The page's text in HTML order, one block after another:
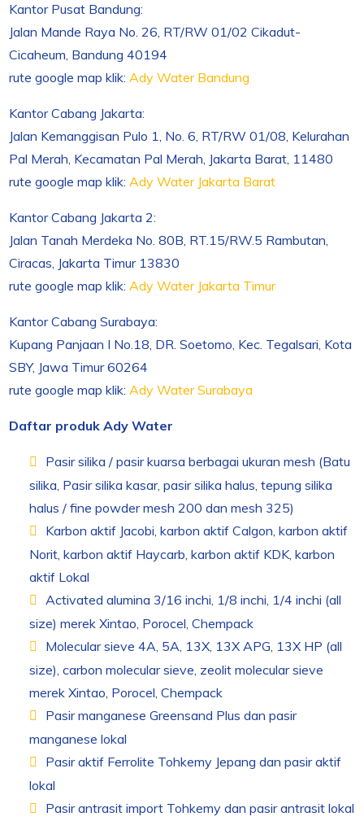
Kantor Pusat Bandung:
Jalan Mande Raya No. 26, RT/RW 01/02 Cikadut-
Cicaheum, Bandung 40194
rute google map klik:Ady Water Bandung
Kantor Cabang Jakarta:
Jalan Kemanggisan Pulo 1, No. 6, RT/RW 01/08, Kelurahan
Pal Merah, Kecamatan Pal Merah, Jakarta Barat, 11480
rute google map klik:Ady Water Jakarta Barat
Kantor Cabang Jakarta 2:
Jalan Tanah Merdeka No. 80B, RT.15/RW.5 Rambutan,
Ciracas, Jakarta Timur 13830
rute google map klik:Ady Water Jakarta Timur
Kantor Cabang Surabaya:
Kupang Panjaan I No.18, DR. Soetomo, Kec. Tegalsari, Kota
SBY, Jawa Timur 60264
rute google map klik:Ady Water Surabaya
Daftar produk Ady Water
Pasir silika / pasir kuarsa berbagai ukuran mesh (Batu
silika, Pasir silika kasar, pasir silika halus, tepung silika
halus / fine powder mesh 200 dan mesh 325)
Karbon aktif Jacobi, karbon aktif Calgon, karbon aktif
Norit, karbon aktif Haycarb, karbon aktif KDK, karbon
aktif Lokal
Activated alumina 3/16 inchi, 1/8 inchi, 1/4 inchi (all
size) merek Xintao, Porocel, Chempack
Molecular sieve 4A, 5A, 13X, 13X APG, 13X HP (all
size), carbon molecular sieve, zeolit molecular sieve
merek Xintao, Porocel, Chempack
Pasir manganese Greensand Plus dan pasir
manganese lokal
Pasir aktif Ferrolite Tohkemy Jepang dan pasir aktif
lokal
Pasir antrasit import Tohkemy dan pasir antrasit lokal